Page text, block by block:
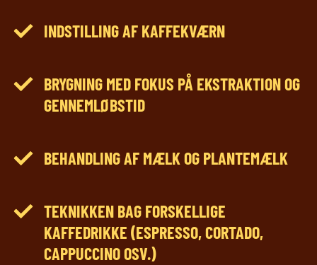
INDSTILLING AF KAFFEKVÆRN
BRYGNING MED FOKUS PÅ EKSTRAKTION OG
GENNEMLØBSTID
BEHANDLING AF MÆLK OG PLANTEMÆLK
TEKNIKKEN BAG FORSKELLIGE
KAFFEDRIKKE (ESPRESSO, CORTADO,
CAPPUCCINO OSV.)